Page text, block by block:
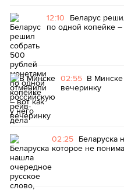
12:10 Беларус
по одной копейке
02:55 В
вечеринку
02:25 Беларуска
которое не